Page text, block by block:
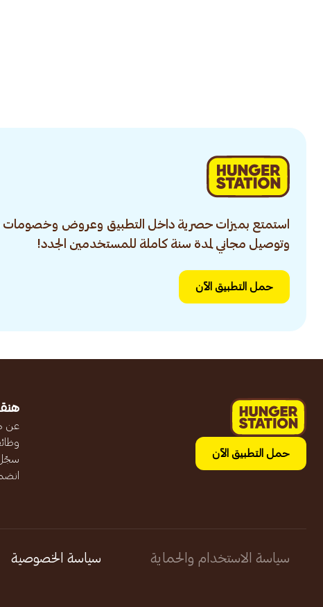
استمتع بميزات حصرية داخل التطبيق وعروض وخصومات
وتوصيل مجاني لمدة سنة كاملة للمستخدمين الجدد!
حمل التطبيق الآن
حمل التطبيق الآن
عن
سياسة الاستخدام والحماية سياسة الخصوصية